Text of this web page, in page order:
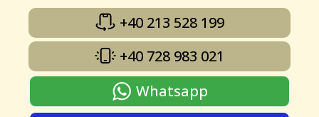
+40 213 528 199
+40 728 983 021
Whatsapp